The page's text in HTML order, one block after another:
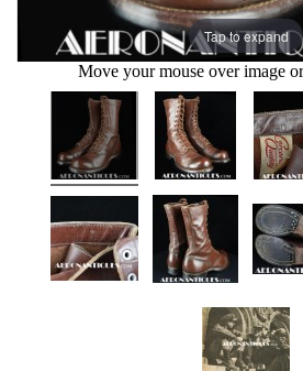
Tap to expand
Move your mouse over image